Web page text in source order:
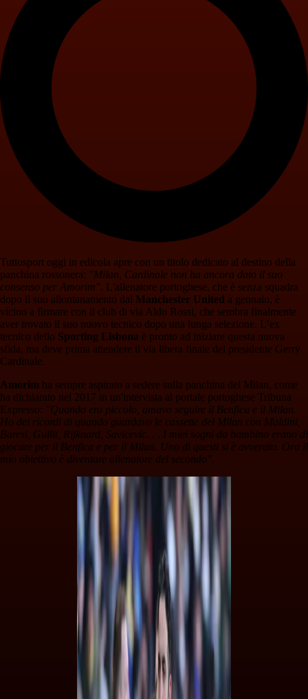
Tuttosport oggi in edicola apre con un titolo dedicato al destino della
panchina rossonera: "Milan, Cardinale non ha ancora dato il suo
consenso per Amorim". L'allenatore portoghese, che è senza squadra
dopo il suo allontanamento dal Manchester United a gennaio, è
vicino a firmare con il club di via Aldo Rossi, che sembra finalmente
aver trovato il suo nuovo tecnico dopo una lunga selezione. L’ex
tecnico dello Sporting Lisbona è pronto ad iniziare questa nuova
sfida, ma deve prima attendere il via libera finale del presidente Gerry
Cardinale.
Amorim ha sempre aspirato a sedere sulla panchina del Milan, come
ha dichiarato nel 2017 in un'intervista al portale portoghese Tribuna
Expresso: "Quando ero piccolo, amavo seguire il Benfica e il Milan.
Ho dei ricordi di quando guardavo le cassette del Milan con Maldini,
Baresi, Gullit, Rijkaard, Savicevic. . . I miei sogni da bambino erano di
giocare per il Benfica e per il Milan. Uno di questi si è avverato. Ora il
mio obiettivo è diventare allenatore del secondo".